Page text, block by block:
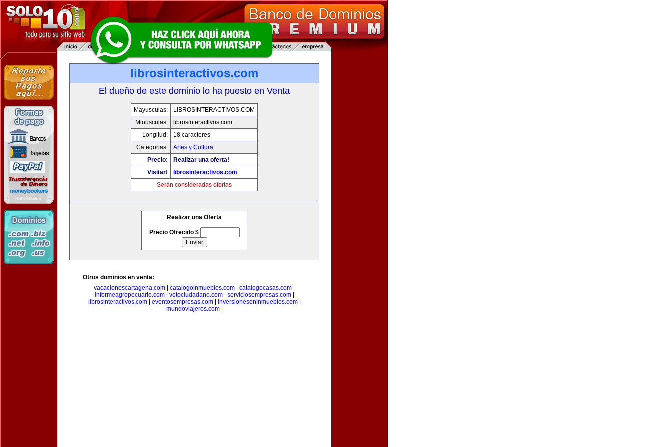
librosinteractivos.com
El dueño de este dominio lo ha puesto en Venta
Mayusculas:
LIBROSINTERACTIVOS.COM
Minusculas:
librosinteractivos.com
Longitud:
18 caracteres
Categorias:
Artes y Cultura
Precio:
Realizar una oferta!
Visitar!
librosinteractivos.com
Serán consideradas ofertas
Realizar una Oferta
Precio Ofrecido $
Otros dominios en venta:
vacacionescartagena.com
catalogoinmuebles.com catalogocasas.com
informeagropecuario.com| votociudadano.com| serviciosempresas.com|
librosinteractivos.com| eventosempresas.com| inversioneseninmuebles.com|
mundoviajeros.com|